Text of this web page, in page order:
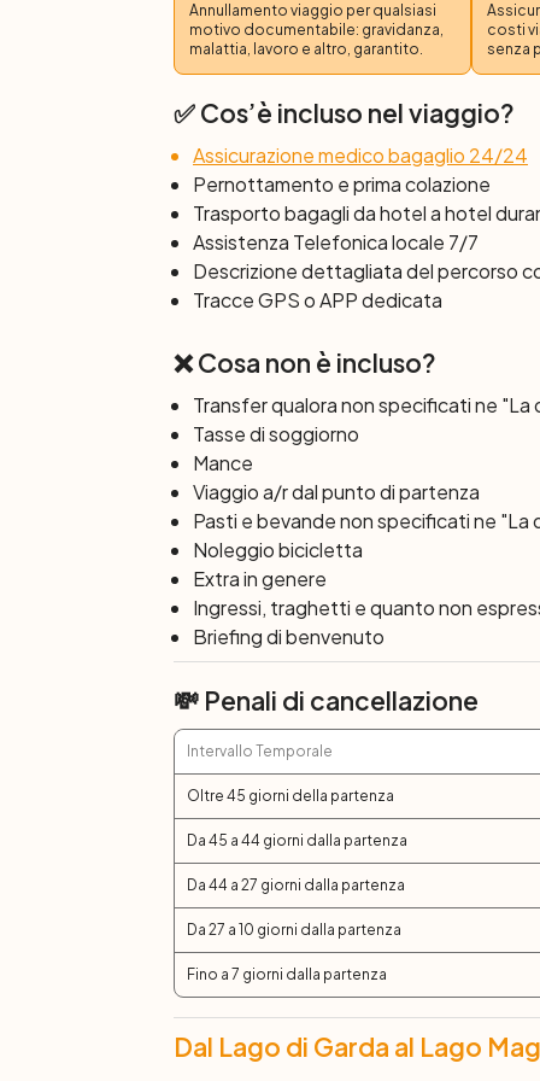
Giorno 5: Bergamo – Garlate/
Oggi si raggiunge il ramo del Lago di
porta a Mapello, dove c’è un bel
di grande spiritualità è Sotto il Monte, il
buono; la sua casa natale è oggi un
l’attraversamento del fiume Adda a
Giungerete così a Garlate pedalando nel
Giorno 6: Garlate/dintorni – Lago
Questa è la giornata in cui vedrete il
quella più bella; a Solzago si imbocca la
Volta, sepolto qui vicino e poi una
strada, vi farà arrivare nel centro di Como
Giorno 7: Como – Varese –
Nell’ultimo giorno si parte costeggiando
Olmo, in direzione Cernobbio. Si passa
subito dopo il suo lago, con la pista
acque limpide, dove è possibile fare il
finalmente il Lago Maggiore, dove sarà
Quassa vi porta a Ranco, dove
Giorno 8: Ranco
Dopo colazione, termine dei servizi e
Annullamento viaggio per qualsiasi
motivo documentabile: gravidanza,
malattia, lavoro e altro, garantito.
costi
senza
✅ Cos’è incluso nel viaggio?
Assicurazione medico bagaglio 24/24
Pernottamento e prima colazione
Trasporto bagagli da hotel a hotel
Assistenza Telefonica locale 7/7
Descrizione dettagliata del percorso
Tracce GPS o APP dedicata
❌ Cosa non è incluso?
Transfer qualora non specificati ne "La
Tasse di soggiorno
Mance
Viaggio a/r dal punto di partenza
Pasti e bevande non specificati ne "La
Noleggio bicicletta
Extra in genere
Ingressi, traghetti e quanto non
Briefing di benvenuto
💸 Penali di cancellazione
Intervallo Temporale
Oltre 45 giorni della partenza
Da 45 a 44 giorni dalla partenza
Da 44 a 27 giorni dalla partenza
Da 27 a 10 giorni dalla partenza
Fino a 7 giorni dalla partenza
Dal Lago di Garda al Lago